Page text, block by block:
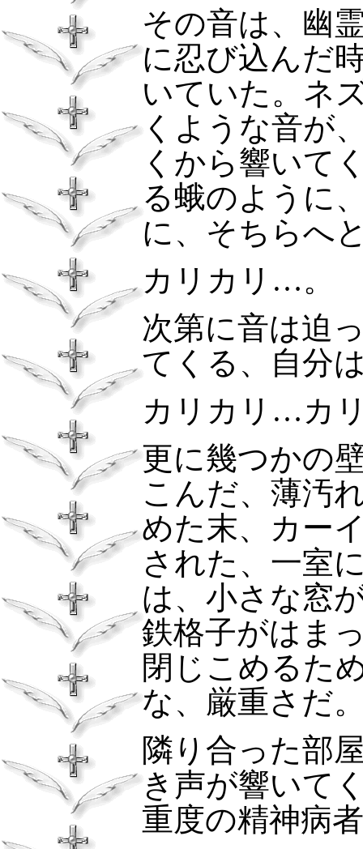
その音は、幽
に忍び込んだ
いていた。ネ
くような音が
くから響いて
る蛾のように
に、そちらへ
カリカリ…。
次第に音は迫
てくる、自分
カリカリ…カ
更に幾つかの
こんだ、薄汚
めた末、カー
された、一室
は、小さな窓
鉄格子がはま
閉じこめるた
な、厳重さだ
隣り合った部
き声が響いて
重度の精神病